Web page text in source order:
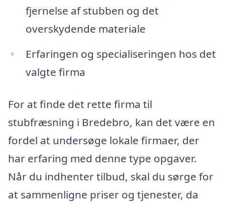
fjernelse af stubben og det
overskydende materiale
Erfaringen og specialiseringen hos det
valgte firma
For at finde det rette firma til
stubfræsning i Bredebro, kan det være en
fordel at undersøge lokale firmaer, der
har erfaring med denne type opgaver.
Når du indhenter tilbud, skal du sørge for
at sammenligne priser og tjenester, da